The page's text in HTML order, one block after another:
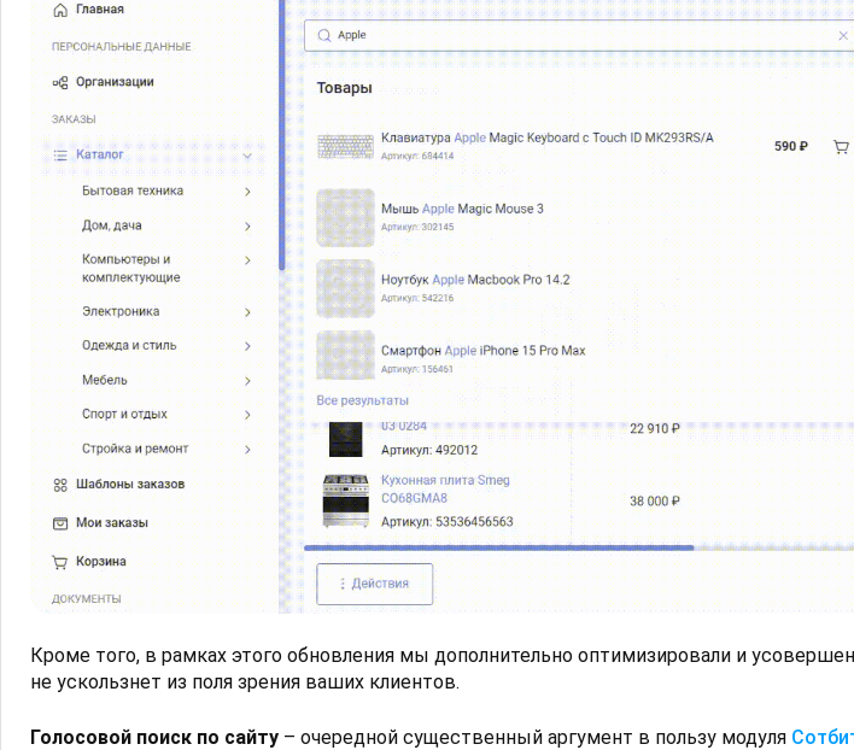
Кроме того, в рамках этого обновления мы дополнительно оптимизировали и
не ускользнет из поля зрения ваших клиентов.
Голосовой поиск по сайту – очередной существенный аргумент в пользу модуля